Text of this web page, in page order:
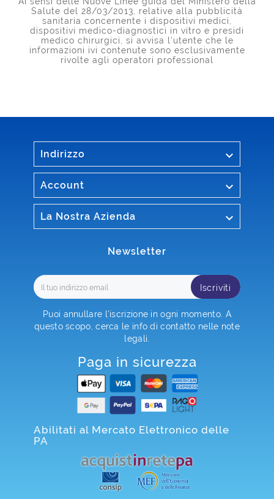
Salute del 28/03/2013, relative alla pubblicità
sanitaria concernente i dispositivi medici,
dispositivi medico-diagnostici in vitro e presidi
medico chirurgici, si avvisa l'utente che le
informazioni ivi contenute sono esclusivamente
rivolte agli operatori professional
Indirizzo 
Account 
La Nostra Azienda 
Newsletter
Iscriviti
Puoi annullare l'iscrizione in ogni momento. A
questo scopo, cerca le info di contatto nelle note
legali.
Paga in sicurezza
Abilitati al Mercato Elettronico delle
PA